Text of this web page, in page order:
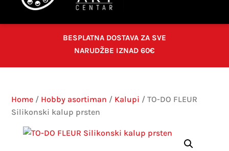
BESPLATNA DOSTAVA ZA SVE
NARUDŽBE IZNAD 60€
Home / Hobby asortiman / Kalupi / TO-DO FLEUR
Silikonski kalup prsten